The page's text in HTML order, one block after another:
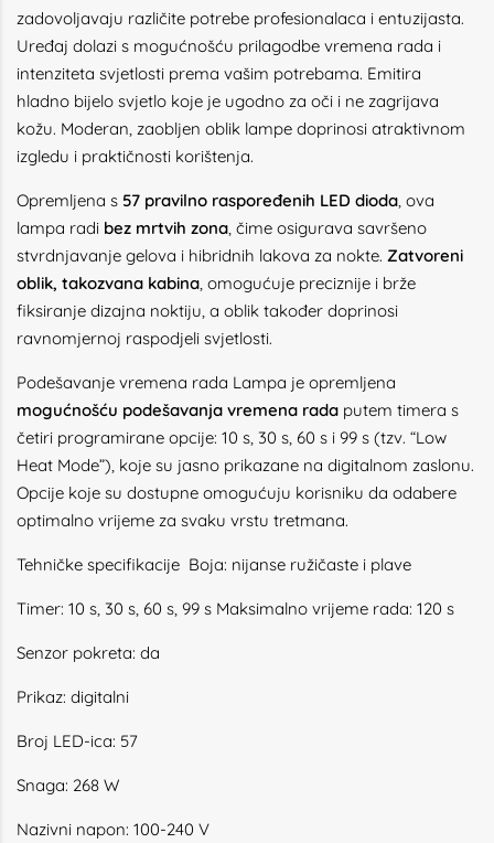
zadovoljavaju različite potrebe profesionalaca i entuzijasta.
Uređaj dolazi s mogućnošću prilagodbe vremena rada i
intenziteta svjetlosti prema vašim potrebama. Emitira
hladno bijelo svjetlo koje je ugodno za oči i ne zagrijava
kožu. Moderan, zaobljen oblik lampe doprinosi atraktivnom
izgledu i praktičnosti korištenja.
Opremljena s 57 pravilno raspoređenih LED dioda, ova
lampa radi bez mrtvih zona, čime osigurava savršeno
stvrdnjavanje gelova i hibridnih lakova za nokte. Zatvoreni
oblik, takozvana kabina, omogućuje preciznije i brže
fiksiranje dizajna noktiju, a oblik također doprinosi
ravnomjernoj raspodjeli svjetlosti.
Podešavanje vremena rada Lampa je opremljena
mogućnošću podešavanja vremena rada putem timera s
četiri programirane opcije: 10 s, 30 s, 60 s i 99 s (tzv. “Low
Heat Mode”), koje su jasno prikazane na digitalnom zaslonu.
Opcije koje su dostupne omogućuju korisniku da odabere
optimalno vrijeme za svaku vrstu tretmana.
Tehničke specifikacije Boja: nijanse ružičaste i plave
Timer: 10 s, 30 s, 60 s, 99 s Maksimalno vrijeme rada: 120 s
Senzor pokreta: da
Prikaz: digitalni
Broj LED-ica: 57
Snaga: 268 W
Nazivni napon: 100-240 V